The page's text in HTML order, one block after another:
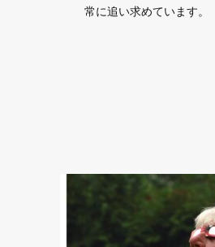
常に追い求めています。